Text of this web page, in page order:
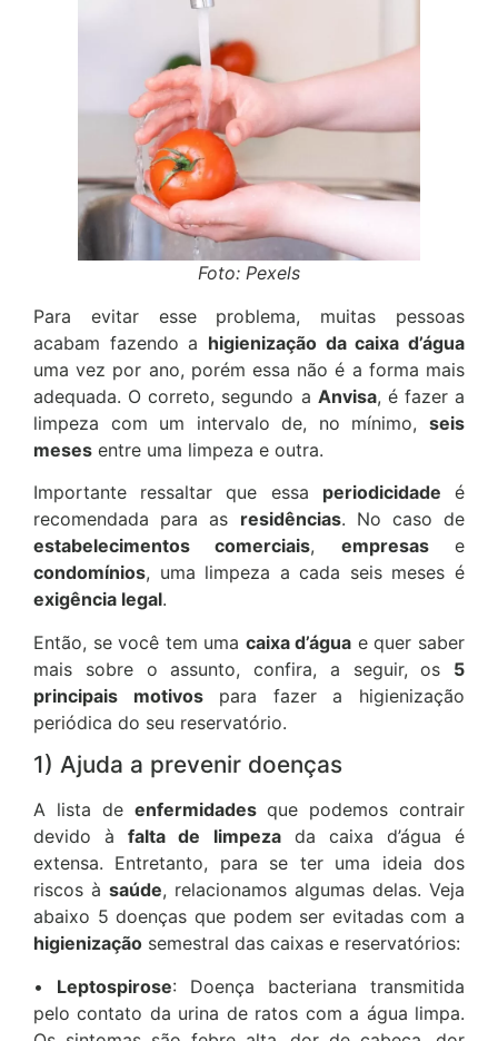
Foto: Pexels
Para evitar esse problema, muitas pessoas
acabam fazendo a higienização da caixa d’água
uma vez por ano, porém essa não é a forma mais
adequada. O correto, segundo a Anvisa, é fazer a
limpeza com um intervalo de, no mínimo, seis
meses entre uma limpeza e outra.
Importante ressaltar que essa periodicidade é
recomendada para as residências. No caso de
estabelecimentos comerciais, empresase
condomínios, uma limpeza a cada seis meses é
exigência legal.
Então, se você tem uma caixa d’água e quer saber
mais sobre o assunto, confira, a seguir, os 5
principais motivospara fazer a higienização
periódica do seu reservatório.
1) Ajuda a prevenir doenças
A lista de enfermidadesque podemos contrair
devido àfalta de limpezada caixa d’água é
extensa. Entretanto, para se ter uma ideia dos
riscos à saúde, relacionamos algumas delas. Veja
abaixo 5 doenças que podem ser evitadas com a
higienização semestral das caixas e reservatórios:
• Leptospirose: Doença bacteriana transmitida
pelo contato da urina de ratos com a água limpa.